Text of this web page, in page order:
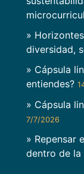
»
diversidad,
» Cápsula
entiendes?
» Cápsula
7/7/2026
» Repensar
dentro de la